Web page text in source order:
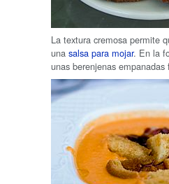
La textura cremosa permite
una salsa para mojar. En la
unas berenjenas empanadas